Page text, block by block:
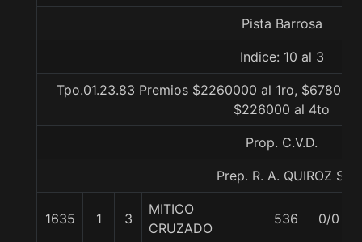
Pista Barrosa
Indice: 10 al 3
Tpo.01.23.83 Premios $2260000 al 1ro,
$226000 al 4to
Prop. C.V.D.
Prep. R. A. QUIROZ S.
1635 1 3
MITICO
CRUZADO
536 0/0